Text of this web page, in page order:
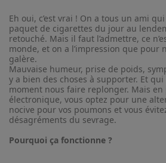
Eh oui, c’est vrai ! On a tous un ami
paquet de cigarettes du jour au
retouché. Mais il faut l’admettre, ce
monde, et on a l’impression que pour
galère.
Mauvaise humeur, prise de poids,
y a bien des choses à supporter. Et
moment nous faire replonger. Mais
électronique, vous optez pour une
nocive pour vos poumons et vous
désagréments du sevrage.
Pourquoi ça fonctionne ?